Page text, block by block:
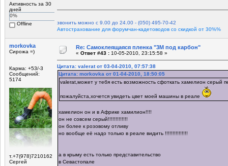
Активность за 30
дней
0%
Offline
звонить можно с 9.00 до 24.00 - (050) 495-70-42
Автострахование для форумчан-кадетоводов со скидкой от 30%%
morkovka
Сирожа =)
Карма: +53/-3
Сообщений:
5174
т.+7(978)7210162
Сергей
Re: Самоклеящаяся пленка "3М под карбон"
« Ответ #43 : 10-05-2010, 23:15:58 »
Цитата: valerat от 03-04-2010, 07:57:38
Цитата: morkovka от 01-04-2010, 18:50:05
valerat,может у тебя есть возможность сфоткать хамелион серый
пожалуйста,хочется увидеть цвет моей машины в реале
хамелион он и в Африке хамилион!!!!
он не совсем серый!!!!!!!!!!!!!
он более к розовому отливу
но вообще её надо только в реале видить !!!!!!!!!!!!!!!
а в крыму есть только представительство
в Севастопале